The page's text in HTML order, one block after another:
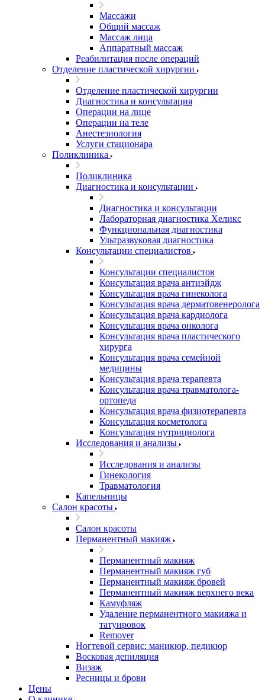
Массажи
Общий массаж
Массаж лица
Аппаратный массаж
Реабилитация после операций
Отделение пластической хирургии
Отделение пластической хирургии
Диагностика и консультация
Операции на лице
Операции на теле
Анестезиология
Услуги стационара
Поликлиника
Поликлиника
Диагностика и консультации
Диагностика и консультации
Лабораторная диагностика Хеликс
Функциональная диагностика
Ультразвуковая диагностика
Консультации специалистов
Консультации специалистов
Консультация врача антиэйдж
Консультация врача гинеколога
Консультация врача дерматовенеролога
Консультация врача кардиолога
Консультация врача онколога
Консультация врача пластического
хирурга
Консультация врача семейной
медицины
Консультация врача терапевта
Консультация врача травматолога-
ортопеда
Консультация врача физиотерапевта
Консультация косметолога
Консультация нутрициолога
Исследования и анализы
Исследования и анализы
Гинекология
Травматология
Капельницы
Салон красоты
Салон красоты
Перманентный макияж
Перманентный макияж
Перманентный макияж губ
Перманентный макияж бровей
Перманентный макияж верхнего века
Камуфляж
Удаление перманентного макияжа и
татуировок
Remover
Ногтевой сервис: маникюр, педикюр
Восковая депиляция
Визаж
Ресницы и брови
Цены